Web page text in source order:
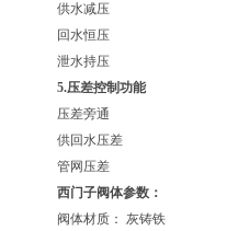
供水减压
回水恒压
泄水持压
5.压差控制功能
压差旁通
供回水压差
管网压差
西门子阀体参数：
阀体材质： 灰铸铁